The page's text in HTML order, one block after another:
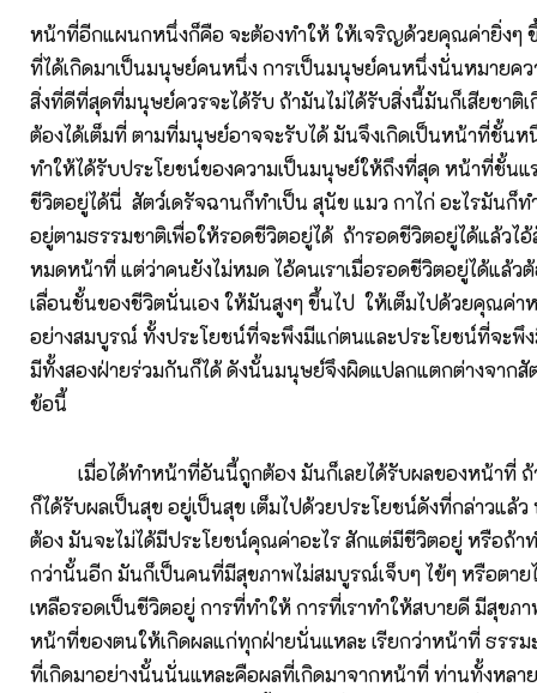
หน้าที่อีกแผนกหนึ่งก็คือ จะต้องทำให้ ให้เจริญด้วยคุณค่ายิ่งๆ
ที่ได้เกิดมาเป็นมนุษย์คนหนึ่ง การเป็นมนุษย์คนหนึ่งนั่นหมายคว
สิ่งที่ดีที่สุดที่มนุษย์ควรจะได้รับ ถ้ามันไม่ได้รับสิ่งนี้มันก็เสียชาติเ
ต้องได้เต็มที่ ตามที่มนุษย์อาจจะรับได้ มันจึงเกิดเป็นหน้าที่ชั้นหนึ่
ทำให้ได้รับประโยชน์ของความเป็นมนุษย์ให้ถึงที่สุด หน้าที่ชั้นแ
ชีวิตอยู่ได้นี่ สัตว์เดรัจฉานก็ทำเป็น สุนัข แมว กาไก่ อะไรมันก็
อยู่ตามธรรมชาติเพื่อให้รอดชีวิตอยู่ได้ ถ้ารอดชีวิตอยู่ได้แล้วไ
หมดหน้าที่ แต่ว่าคนยังไม่หมด ไอ้คนเราเมื่อรอดชีวิตอยู่ได้แล้ว
เลื่อนชั้นของชีวิตนั่นเอง ให้มันสูงๆ ขึ้นไป ให้เต็มไปด้วยคุณค่า
อย่างสมบูรณ์ ทั้งประโยชน์ที่จะพึงมีแก่ตนและประโยชน์ที่จะพึ
มีทั้งสองฝ่ายร่วมกันก็ได้ ดังนั้นมนุษย์จึงผิดแปลกแตกต่างจากสั
ข้อนี้
เมื่อได้ทำหน้าที่อันนี้ถูกต้อง มันก็เลยได้รับผลของหน้าที่ ถ้
ก็ได้รับผลเป็นสุข อยู่เป็นสุข เต็มไปด้วยประโยชน์ดังที่กล่าวแล้ว
ต้อง มันจะไม่ได้มีประโยชน์คุณค่าอะไร สักแต่มีชีวิตอยู่ หรือถ้า
กว่านั้นอีก มันก็เป็นคนที่มีสุขภาพไม่สมบูรณ์เจ็บๆ ไข้ๆ หรือตาย
เหลือรอดเป็นชีวิตอยู่ การที่ทำให้ การที่เราทำให้สบายดี มีสุขภ
หน้าที่ของตนให้เกิดผลแก่ทุกฝ่ายนั่นแหละ เรียกว่าหน้าที่ ธรร
ที่เกิดมาอย่างนั้นนั่นแหละคือผลที่เกิดมาจากหน้าที่ ท่านทั้งหลาย